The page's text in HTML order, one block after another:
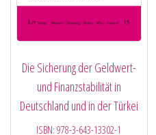
Die Sicherung der Geldwert-
und Finanzstabilität in
Deutschland und in der Türkei
ISBN:978-3-643-13302-1